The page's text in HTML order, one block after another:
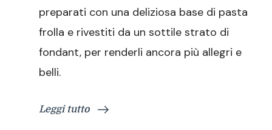
in
di
preparati con una deliziosa base di pasta
frolla e rivestiti da un sottile strato di
fondant, per renderli ancora più allegri e
belli.
Leggi tutto